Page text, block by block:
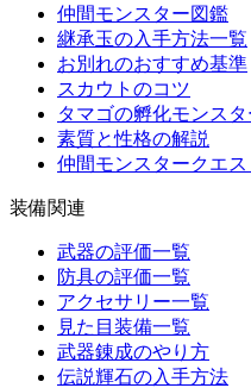
仲間モンスター図鑑
継承玉の入手方法一覧
お別れのおすすめ基準
スカウトのコツ
タマゴの孵化モンスタ
素質と性格の解説
仲間モンスタークエス
装備関連
武器の評価一覧
防具の評価一覧
アクセサリー一覧
見た目装備一覧
武器錬成のやり方
伝説輝石の入手方法